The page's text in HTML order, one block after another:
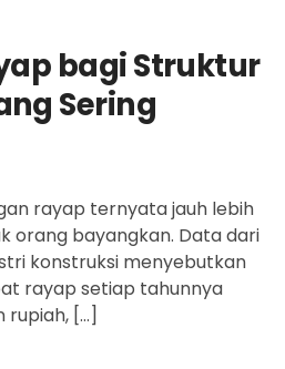
bagi Struktur
Sering
rayap ternyata jauh lebih
orang bayangkan. Data dari
konstruksi menyebutkan
rayap setiap tahunnya
rupiah, […]